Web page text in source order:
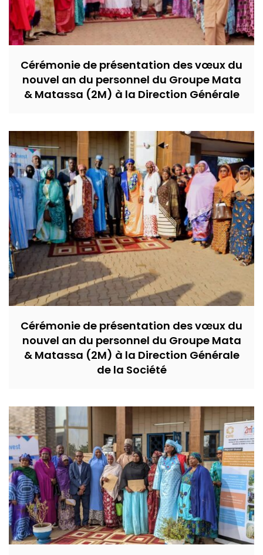
Cérémonie de présentation des vœux du
nouvel an du personnel du Groupe Mata
& Matassa (2M) à la Direction Générale
Cérémonie de présentation des vœux du
nouvel an du personnel du Groupe Mata
& Matassa (2M) à la Direction Générale
de la Société